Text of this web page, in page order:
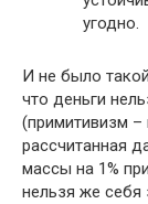
угодно.
И не было
что деньги
(примитивизм –
рассчитанная
массы на 1%
нельзя же